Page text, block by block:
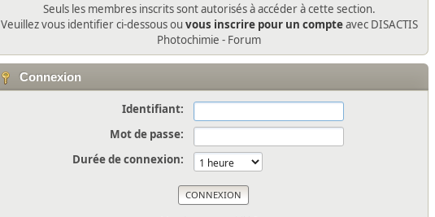
Seuls les membres inscrits sont autorisés à accéder à cette section.
Veuillez vous identifier ci-dessous ou vous inscrire pour un compteavec DISACTIS
Photochimie - Forum
Connexion
Identifiant:
Mot de passe:
Durée de connexion: